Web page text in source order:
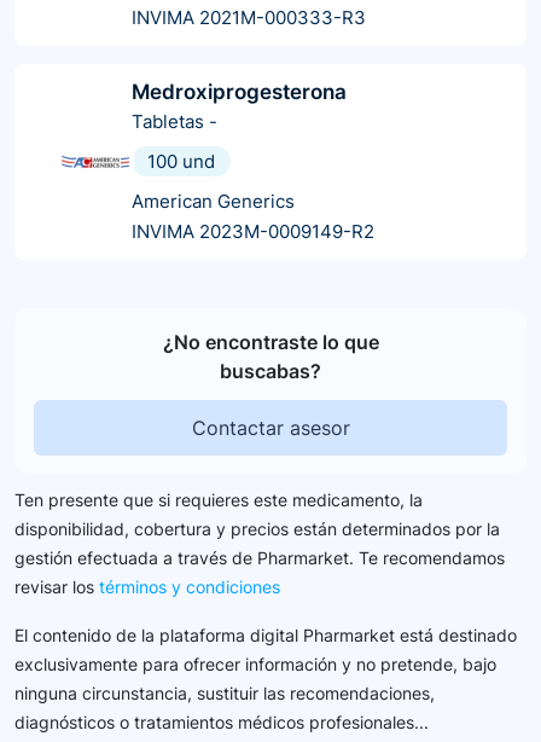
INVIMA 2021M-000333-R3
Medroxiprogesterona
Tabletas -
100 und
American Generics
INVIMA 2023M-0009149-R2
¿No encontraste lo que
buscabas?
Contactar asesor
Ten presente que si requieres este medicamento, la
disponibilidad, cobertura y precios están determinados por la
gestión efectuada a través de Pharmarket. Te recomendamos
revisar los términos y condiciones
El contenido de la plataforma digital Pharmarket está destinado
exclusivamente para ofrecer información y no pretende, bajo
ninguna circunstancia, sustituir las recomendaciones,
diagnósticos o tratamientos médicos profesionales...